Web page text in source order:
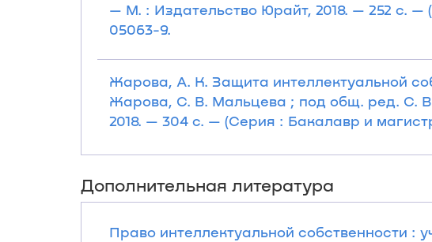
— М. : Издательство Юрайт, 2018. — 252 с.
05063-9.
Жарова, А. К. Защита интеллектуальной
Жарова, С. В. Мальцева ; под общ. ред. С.
2018. — 304 с. — (Серия : Бакалавр и
Дополнительная литература
Право интеллектуальной собственности :